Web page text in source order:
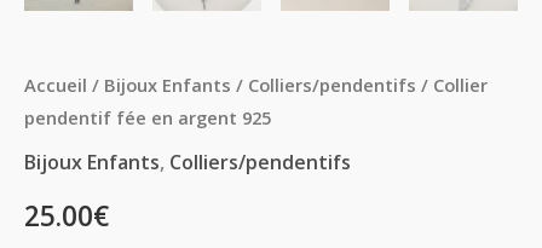
Accueil / Bijoux Enfants / Colliers/pendentifs / Collier
pendentif fée en argent 925
Bijoux Enfants, Colliers/pendentifs
25.00€